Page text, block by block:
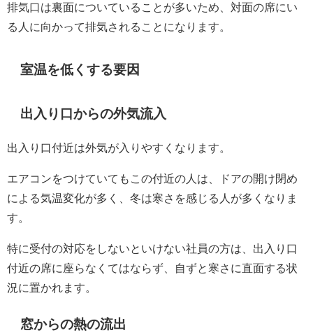
排気口は裏面についていることが多いため、対面の席にい
る人に向かって排気されることになります。
室温を低くする要因
出入り口からの外気流入
出入り口付近は外気が入りやすくなります。
エアコンをつけていてもこの付近の人は、ドアの開け閉め
による気温変化が多く、冬は寒さを感じる人が多くなりま
す。
特に受付の対応をしないといけない社員の方は、出入り口
付近の席に座らなくてはならず、自ずと寒さに直面する状
況に置かれます。
窓からの熱の流出